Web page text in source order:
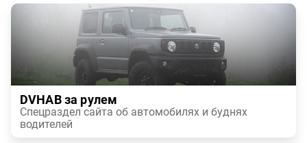
DVHAB за рулем
Спецраздел сайта об автомобилях и буднях
водителей